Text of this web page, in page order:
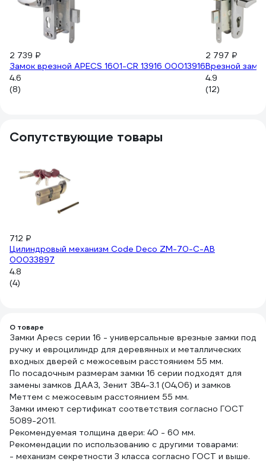
2 739 ₽
Замок врезной APECS 1601-CR 13916 00013916
4.6
(8)
2 797 ₽
Врезной
4.9
(12)
Сопутствующие товары
712 ₽
Цилиндровый механизм Code Deco ZM-70-C-AB
00033897
4.8
(4)
О товаре
Замки Apecs серии 16 - универсальные врезные замки под
ручку и евроцилиндр для деревянных и металлических
входных дверей с межосевым расстоянием 55 мм.
По посадочным размерам замки 16 серии подходят для
замены замков ДААЗ, Зенит ЗВ4-3.1 (04,06) и замков
Меттем с межосевым расстоянием 55 мм.
Замки имеют сертификат соответствия согласно ГОСТ
5089-2011.
Рекомендуемая толщина двери: 40 - 60 мм.
Рекомендации по использованию с другими товарами:
- механизм секретности 3 класса согласно ГОСТ и выше.